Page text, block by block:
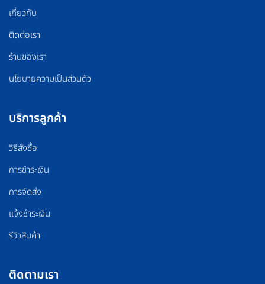
เกี่ยวกับ
ติดต่อเรา
ร้านของเรา
นโยบายความเป็นส่วนตัว
บริการลูกค้า
วิธีสั่งซื้อ
การชำระเงิน
การจัดส่ง
แจ้งชำระเงิน
รีวิวสินค้า
ติดตามเรา